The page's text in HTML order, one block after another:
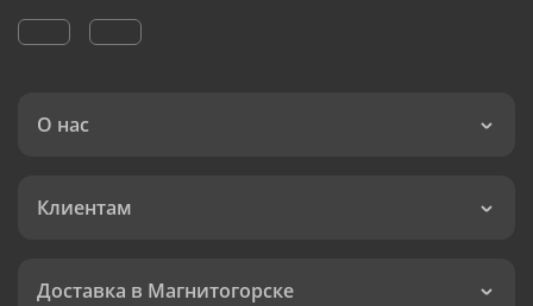
О нас
Клиентам
Доставка в Магнитогорске